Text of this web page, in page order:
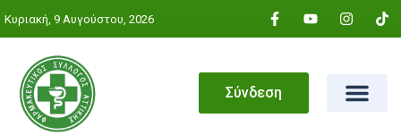
Κυριακή, 9 Αυγούστου, 2026
Σύνδεση